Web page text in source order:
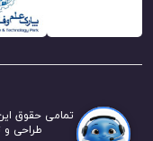
تمامی حقوق این
طراحی